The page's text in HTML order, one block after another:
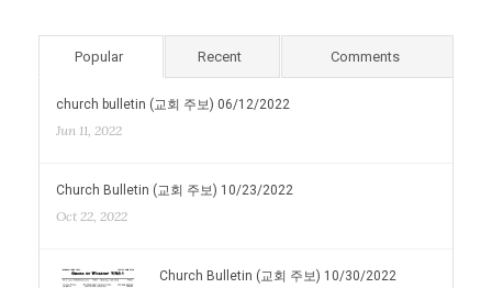
Popular Recent Comments
church bulletin (교회 주보) 06/12/2022
Jun 11, 2022
Church Bulletin (교회 주보) 10/23/2022
Oct 22, 2022
Church Bulletin (교회 주보) 10/30/2022